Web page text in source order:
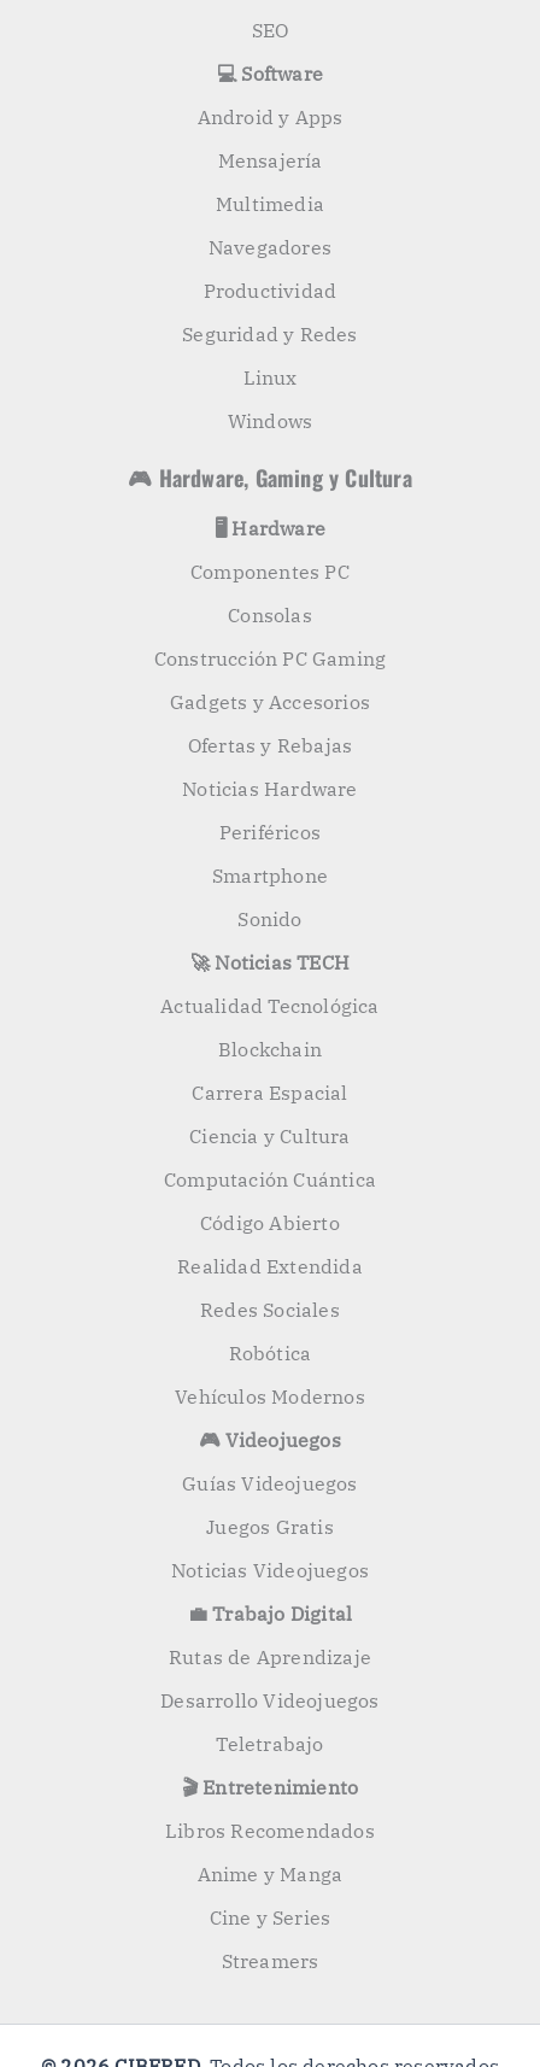
SEO
💻 Software
Android y Apps
Mensajería
Multimedia
Navegadores
Productividad
Seguridad y Redes
Linux
Windows
🎮 Hardware, Gaming y Cultura
🖥️ Hardware
Componentes PC
Consolas
Construcción PC Gaming
Gadgets y Accesorios
Ofertas y Rebajas
Noticias Hardware
Periféricos
Smartphone
Sonido
🚀 Noticias TECH
Actualidad Tecnológica
Blockchain
Carrera Espacial
Ciencia y Cultura
Computación Cuántica
Código Abierto
Realidad Extendida
Redes Sociales
Robótica
Vehículos Modernos
🎮 Videojuegos
Guías Videojuegos
Juegos Gratis
Noticias Videojuegos
💼 Trabajo Digital
Rutas de Aprendizaje
Desarrollo Videojuegos
Teletrabajo
🎬 Entretenimiento
Libros Recomendados
Anime y Manga
Cine y Series
Streamers